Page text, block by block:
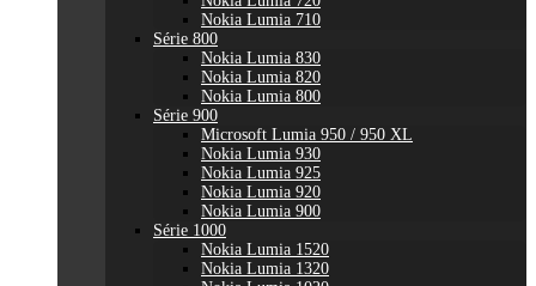
Nokia Lumia 710
Série 800
Nokia Lumia 830
Nokia Lumia 820
Nokia Lumia 800
Série 900
Microsoft Lumia 950 / 950 XL
Nokia Lumia 930
Nokia Lumia 925
Nokia Lumia 920
Nokia Lumia 900
Série 1000
Nokia Lumia 1520
Nokia Lumia 1320